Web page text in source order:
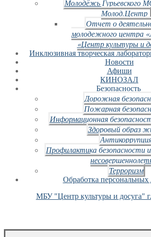
Молодёжь Гурьевского
Молод.Центр
Отчет о
молодежного центра
«Центр культуры и
Инклюзивная творческая
Новости
Афиши
КИНОЗАЛ
Безопасность
Дорожная
Пожарная
Информационная
Здоровый образ
Профилактика безопасности
Терроризм
Обработка
МБУ "Центр культуры и досуга"